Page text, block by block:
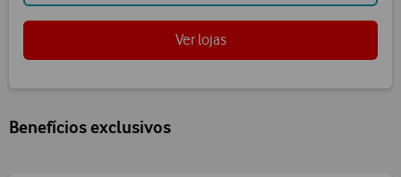
Ver lojas
Benefícios exclusivos